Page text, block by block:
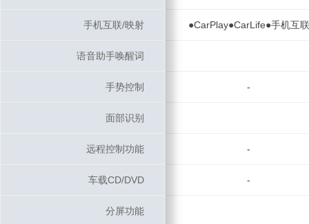
手机互联/映射 ●CarPlay●CarLife●手机互联
语音助手唤醒词
手势控制 -
面部识别
远程控制功能 -
车载CD/DVD -
分屏功能
手机互联/映射
语音助手唤醒词
手势控制
面部识别
远程控制功能
车载CD/DVD
分屏功能